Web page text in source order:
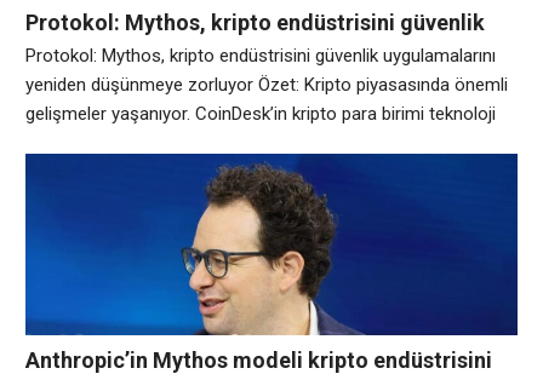
Protokol: Mythos, kripto endüstrisini güvenlik
uygulamalarını yeniden düşünmeye zorluyor
Protokol: Mythos, kripto endüstrisini güvenlik uygulamalarını
yeniden düşünmeye zorluyor Özet: Kripto piyasasında önemli
gelişmeler yaşanıyor. CoinDesk’in kripto para birimi teknoloji
Protokol’e hoş geldiniz. Bu sayıda: MYTHOS, KRİPTO
GÜVENLİĞİNE ZORLUKLAR GÖSTERİYOR: Anthropic’in
geleneksel teknoloji ve finansta korku ve kafa karışıklığını
ateşleyen yeni yapay zeka modeli Mythos, aynı zamanda
Anthropic’in Mythos modeli kripto endüstrisini